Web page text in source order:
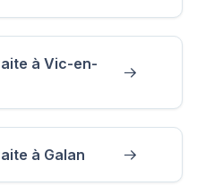
à Vic-en-
à Galan